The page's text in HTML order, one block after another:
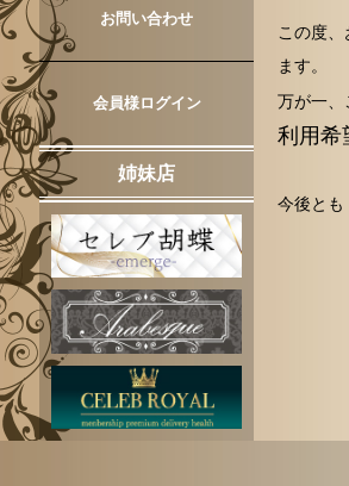
この度
ます。
万が一、
利用希
今後とも
お問い合わせ
会員様ログイン
姉妹店